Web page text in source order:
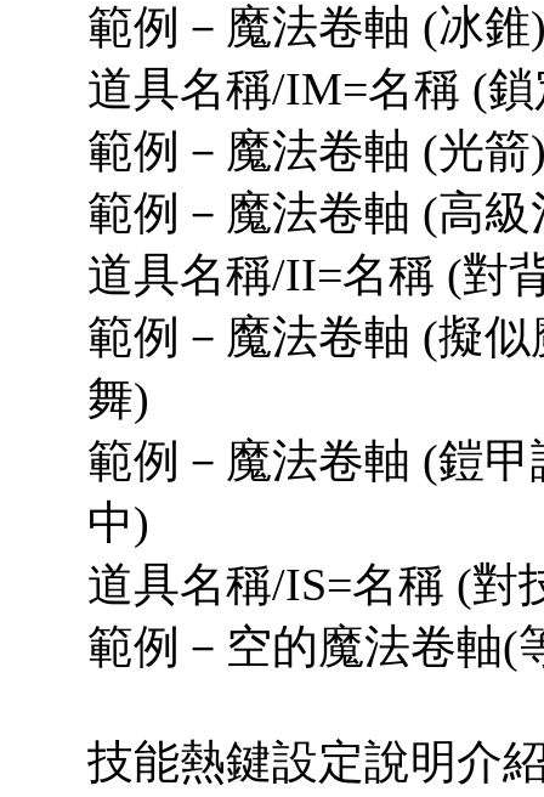
範例－魔法卷軸 (冰
道具名稱/IM=名稱 (
範例－魔法卷軸 (光
範例－魔法卷軸 (高
道具名稱/II=名稱 (對
範例－魔法卷軸 (擬
舞)
範例－魔法卷軸 (鎧
中)
道具名稱/IS=名稱 (對
範例－空的魔法卷軸
技能熱鍵設定說明介